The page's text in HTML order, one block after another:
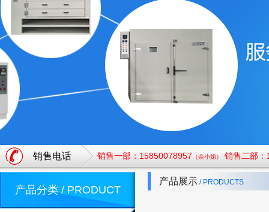
销售电话 销售一部：15850078957 （余小姐） 销售二部
产品分类 / PRODUCT
产品展示 / PRODUCTS